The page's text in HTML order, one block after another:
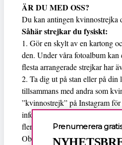
ÄR DU MED OSS?
Du kan antingen kvinnostrejka
Såhär strejkar du fysiskt:
1. Gör en skylt av en kartong
den. Under våra fotoalbum
flesta arrangerade strejkar har
2. Ta dig ut på stan eller på din
tillsammans med andra som
”kvinnostrejk” på Instagram
information om lokala strejker.
flera svenska orter och många
Observera att olika platser kan
Prenumerera